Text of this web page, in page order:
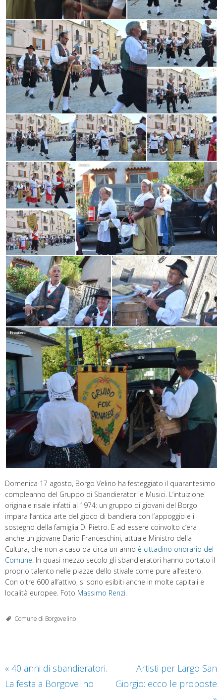
Domenica 17 agosto, Borgo Velino ha festeggiato il quarantesimo
compleanno del Gruppo di Sbandieratori e Musici. L’intuizione
originale risale infatti al 1974: un gruppo di giovani del Borgo
impara l’antica arte del gioco di bandiera con l’appoggio e il
sostegno della famiglia Di Pietro. E ad essere coinvolto c’era
anche un giovane Dario Franceschini, attuale Ministro della
Cultura, che non a caso da circa un anno è cittadino onorario del
Comune . In quasi mezzo secolo gli sbandieratori hanno portato il
proprio talento nelle piazze dello stivale come pure all’estero.
Con oltre 600 all’attivo, si sono esibiti anche in molte capitali e
località europee. Foto Massimo Renzi
Comune di Borgovelino
« 40 anni di sbandieratori.
La festa a Borgovelino
Artisti per Largo San
Giorgio: ecco le proposte